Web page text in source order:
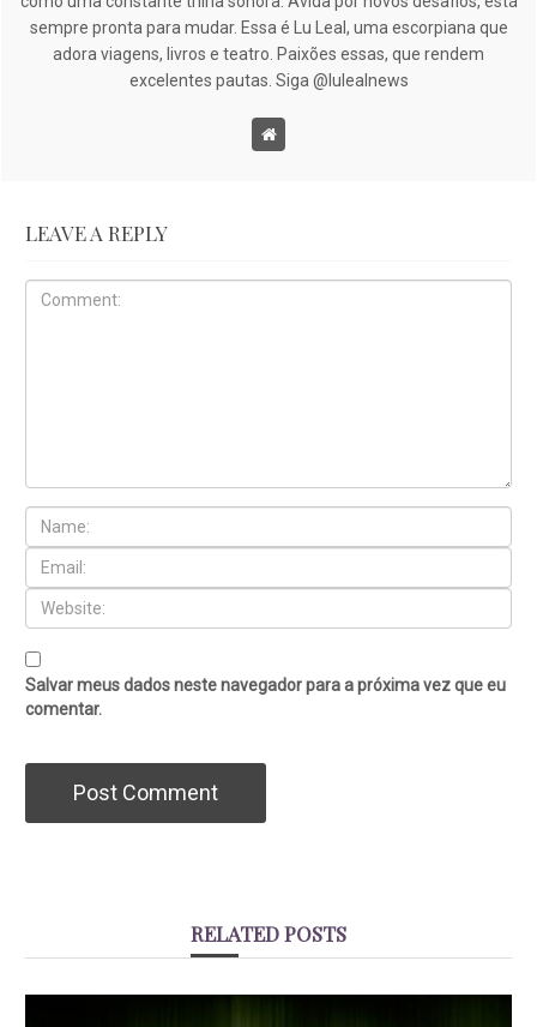
sempre pronta para mudar. Essa é Lu Leal, uma escorpiana que
adora viagens, livros e teatro. Paixões essas, que rendem
excelentes pautas. Siga @lulealnews
LEAVE A REPLY
Salvar meus dados neste navegador para a próxima vez que eu
comentar.
RELATED POSTS